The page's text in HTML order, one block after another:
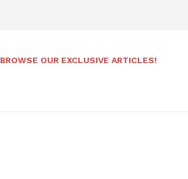
BROWSE OUR EXCLUSIVE ARTICLES!